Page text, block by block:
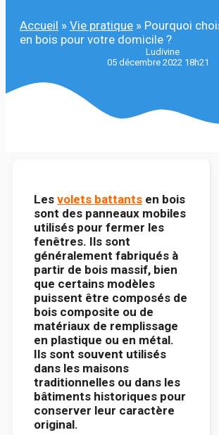
Accueil » Vie pratique » Pourquoi
en bois pour votre domicile ?
Ludivine
05 décembre 2022 18h21
Les volets battants en bois
sont des panneaux mobiles
utilisés pour fermer les
fenêtres. Ils sont
généralement fabriqués à
partir de bois massif, bien
que certains modèles
puissent être composés de
bois composite ou de
matériaux de remplissage
en plastique ou en métal.
Ils sont souvent utilisés
dans les maisons
traditionnelles ou dans les
bâtiments historiques pour
conserver leur caractère
original.